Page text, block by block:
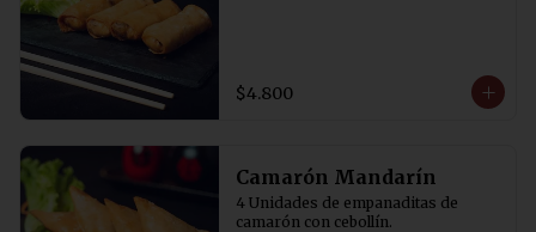
$4.800
Camarón Mandarín
4 Unidades de empanaditas de
camarón con cebollín.